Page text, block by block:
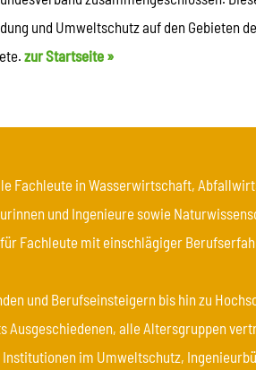
und Umweltschutz auf den Gebieten
zur Startseite »
Fachleute in Wasserwirtschaft,
und Ingenieure sowie
Fachleute mit einschlägiger
und Berufseinsteigern bis hin zu
Ausgeschiedenen, alle Altersgruppen
Institutionen im Umweltschutz,